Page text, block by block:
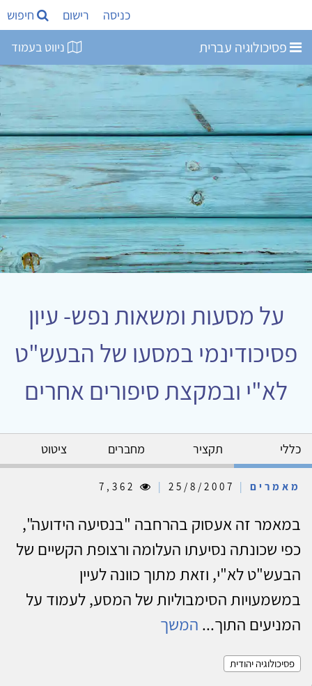
כניסה רישום חיפוש
פסיכולוגיה עברית ניווט בעמוד
על מסעות ומשאות נפש- עיון
פסיכודינמי במסעו של הבעש"ט
לא"י ובמקצת סיפורים אחרים
כללי תקציר מחברים ציטוט
מאמרים |
|
במאמר זה אעסוק בהרחבה "בנסיעה הידועה",
כפי שכונתה נסיעתו העלומה ורצופת הקשיים של
הבעש"ט לא"י, וזאת מתוך כוונה לעיין
במשמעויות הסימבוליות של המסע, לעמוד על
המניעים התוך... המשך
פסיכולוגיה יהודית